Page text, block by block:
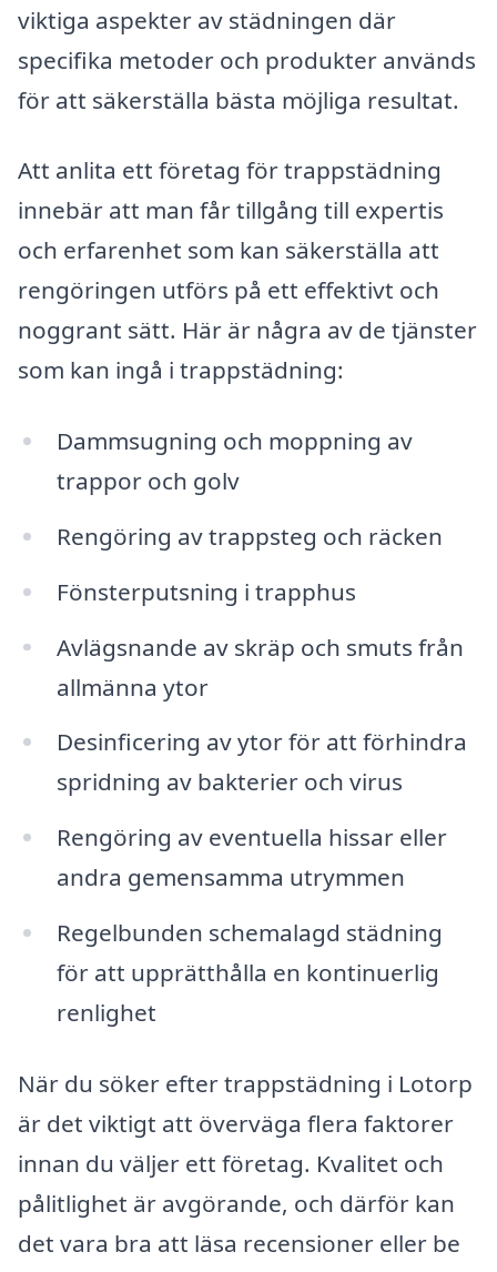
viktiga aspekter av städningen där
specifika metoder och produkter används
för att säkerställa bästa möjliga resultat.
Att anlita ett företag för trappstädning
innebär att man får tillgång till expertis
och erfarenhet som kan säkerställa att
rengöringen utförs på ett effektivt och
noggrant sätt. Här är några av de tjänster
som kan ingå i trappstädning:
Dammsugning och moppning av
trappor och golv
Rengöring av trappsteg och räcken
Fönsterputsning i trapphus
Avlägsnande av skräp och smuts från
allmänna ytor
Desinficering av ytor för att förhindra
spridning av bakterier och virus
Rengöring av eventuella hissar eller
andra gemensamma utrymmen
Regelbunden schemalagd städning
för att upprätthålla en kontinuerlig
renlighet
När du söker efter trappstädning i Lotorp
är det viktigt att överväga flera faktorer
innan du väljer ett företag. Kvalitet och
pålitlighet är avgörande, och därför kan
det vara bra att läsa recensioner eller be